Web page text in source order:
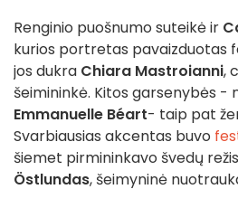
Renginio puošnumo suteikė ir
kurios portretas pavaizduotas
jos dukra Chiara Mastroianni,
šeimininkė. Kitos garsenybės -
Emmanuelle Béart- taip pat
Svarbiausias akcentas buvo
šiemet pirmininkavo švedų
Östlundas, šeimyninė